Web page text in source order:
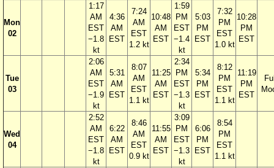
Mon
02
1:17
AM
EST
−1.8
kt
4:36
AM
EST
7:24
AM
EST
1.2 kt
10:48
AM
EST
1:59
PM
EST
−1.4
kt
5:03
PM
EST
7:32
PM
EST
1.0 kt
10:28
PM
EST
Tue
03
2:06
AM
EST
−1.9
kt
5:31
AM
EST
8:07
AM
EST
1.1 kt
11:25
AM
EST
2:34
PM
EST
−1.3
kt
5:34
PM
EST
8:12
PM
EST
1.1 kt
11:19
PM
EST
Wed
04
2:52
AM
EST
−1.8
kt
6:22
AM
EST
8:46
AM
EST
0.9 kt
11:55
AM
EST
3:09
PM
EST
−1.3
kt
6:06
PM
EST
8:54
PM
EST
1.1 kt